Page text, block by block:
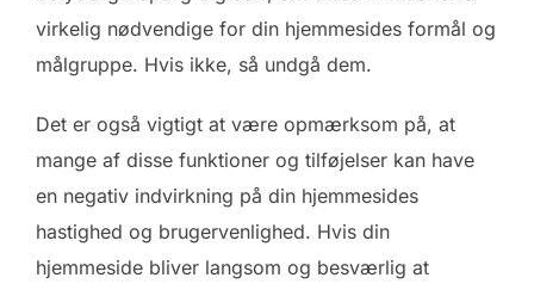
virkelig nødvendige for din hjemmesides formål og
målgruppe. Hvis ikke, så undgå dem.
Det er også vigtigt at være opmærksom på, at
mange af disse funktioner og tilføjelser kan have
en negativ indvirkning på din hjemmesides
hastighed og brugervenlighed. Hvis din
hjemmeside bliver langsom og besværlig at